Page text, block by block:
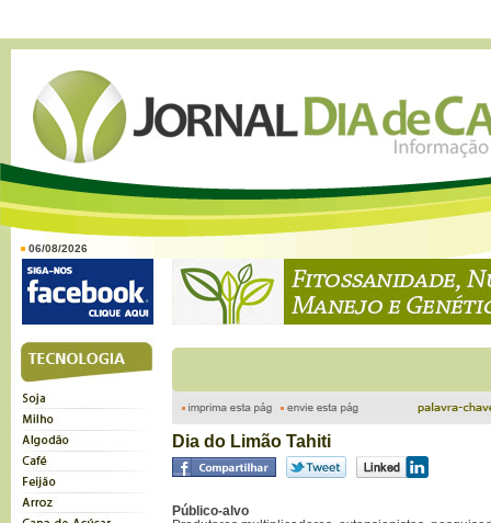
06/08/2026
Dia do Limão Tahiti
Público-alvo